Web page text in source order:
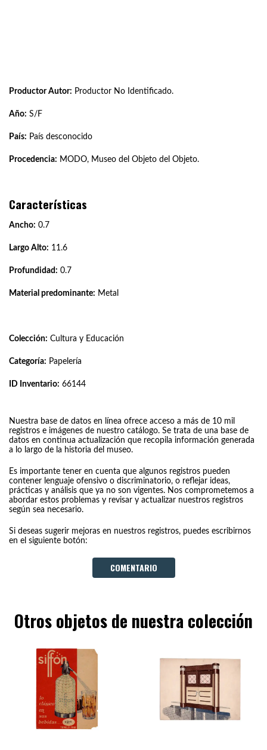
Productor Autor: Productor No Identificado.
Año: S/F
País: País desconocido
Procedencia: MODO, Museo del Objeto del Objeto.
Características
Ancho: 0.7
Largo Alto: 11.6
Profundidad: 0.7
Material predominante: Metal
Colección: Cultura y Educación
Categoría: Papelería
ID Inventario: 66144
Nuestra base de datos en línea ofrece acceso a más de 10 mil
registros e imágenes de nuestro catálogo. Se trata de una base de
datos en continua actualización que recopila información generada
a lo largo de la historia del museo.
Es importante tener en cuenta que algunos registros pueden
contener lenguaje ofensivo o discriminatorio, o reflejar ideas,
prácticas y análisis que ya no son vigentes. Nos comprometemos a
abordar estos problemas y revisar y actualizar nuestros registros
según sea necesario.
Si deseas sugerir mejoras en nuestros registros, puedes escribirnos
en el siguiente botón:
COMENTARIO
Otros objetos de nuestra colección